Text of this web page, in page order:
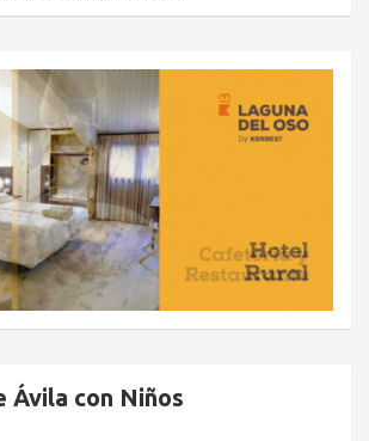
Ávila con Niños